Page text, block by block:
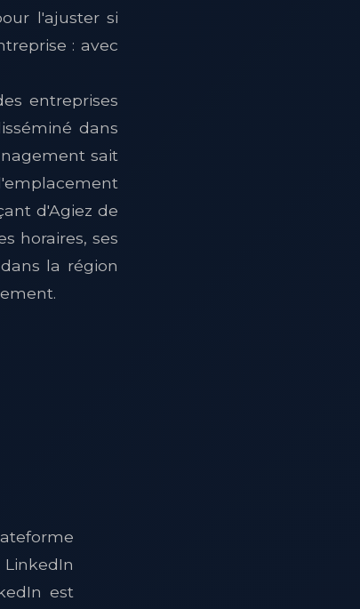
l'ajuster si
: avec
entreprises
dans
sait
d'Agiez de
horaires, ses
la région
est